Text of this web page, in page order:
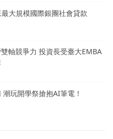
大規模國際銀團社會貸款
軸競爭力 投資長受臺大EMBA
玩開學祭搶抱AI筆電！